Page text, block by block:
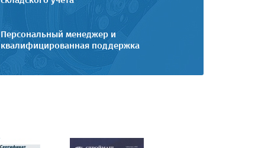
Персональный менеджер и
квалифицированная поддержка